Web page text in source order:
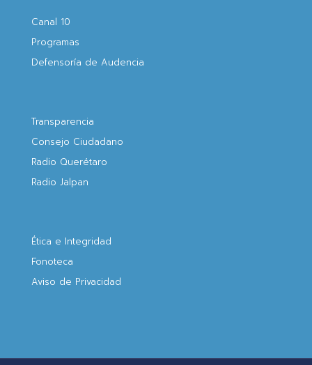
Canal 10
Programas
Defensoría de Audencia
Transparencia
Consejo Ciudadano
Radio Querétaro
Radio Jalpan
Ética e Integridad
Fonoteca
Aviso de Privacidad